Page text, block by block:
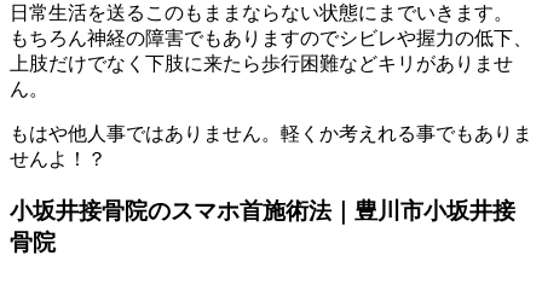
日常生活を送るこのもままならない状態にまでいきます。
もちろん神経の障害でもありますのでシビレや握力の低下、
上肢だけでなく下肢に来たら歩行困難などキリがありませ
ん。
もはや他人事ではありません。軽くか考えれる事でもありま
せんよ！？
小坂井接骨院のスマホ首施術法｜豊川市小坂井接
骨院